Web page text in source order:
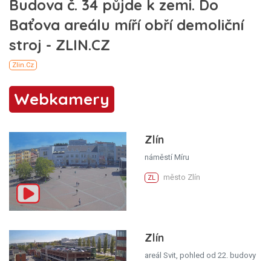
Webkamery
Zlín
náměstí Míru
ZL město Zlín
Zlín
areál Svit, pohled od 22. budovy